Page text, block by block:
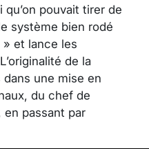
pouvait tirer de
système bien rodé
et lance les
de la
une mise en
du chef de
passant par